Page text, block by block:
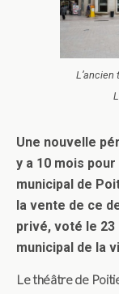
Une nouvelle
y a 10 mois
municipal de
la vente de ce
privé, voté le 23
municipal de la
Le théâtre de